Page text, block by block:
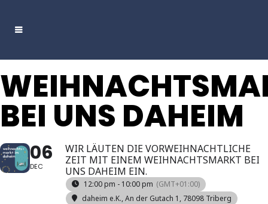
BEI UNS DAHEIM
06
DEC
WIR LÄUTEN DIE VORWEIHNACHTLICHE
ZEIT MIT EINEM WEIHNACHTSMARKT BEI
UNS DAHEIM EIN.
12:00 pm - 10:00 pm (GMT+01:00)
daheim e.K., An der Gutach 1, 78098 Triberg